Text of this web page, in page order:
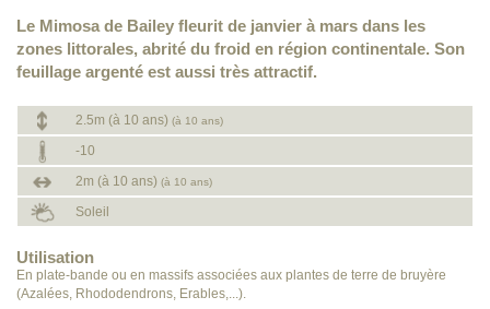
Le Mimosa de Bailey fleurit de janvier à mars dans les
zones littorales, abrité du froid en région continentale. Son
feuillage argenté est aussi très attractif.
2.5m (à 10 ans) (à 10 ans)
-10
2m (à 10 ans) (à 10 ans)
Soleil
Utilisation
En plate-bande ou en massifs associées aux plantes de terre de bruyère
(Azalées, Rhododendrons, Erables,...).